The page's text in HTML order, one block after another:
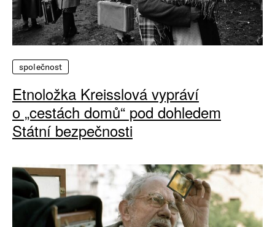
společnost
Etnoložka Kreisslová vypráví
o „cestách domů“ pod dohledem
Státní bezpečnosti